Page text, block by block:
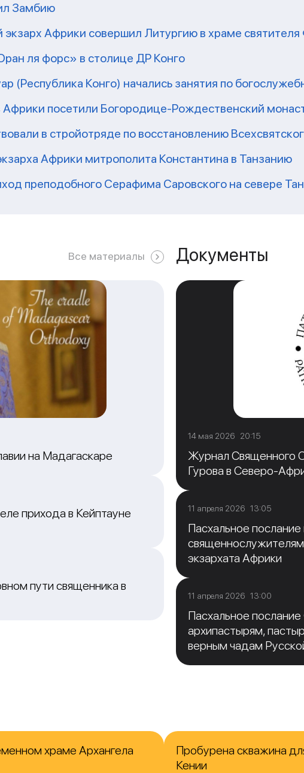
Замбию
Африки совершил Литургию в храме
ля форс» в столице ДР Конго
(Республика Конго) начались занятия по
посетили Богородице-Рождественский
в стройотряде по восстановлению
Африки митрополита Константина в Танзанию
преподобного Серафима Саровского на севере
Все материалы
на Мадагаскаре
прихода в Кейптауне
пути священника в
Документы
14 мая 2026 20:15
Журнал Священного
Гурова в Северо-
11 апреля 2026 13:05
Пасхальное
экзархата Африки
11 апреля 2026 13:00
Пасхальное
архипастырям,
верным чадам
храме Архангела
Пробурена скважина
Кении